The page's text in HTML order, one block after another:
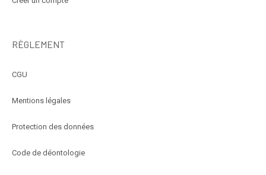
RÈGLEMENT
CGU
Mentions légales
Protection des données
Code de déontologie